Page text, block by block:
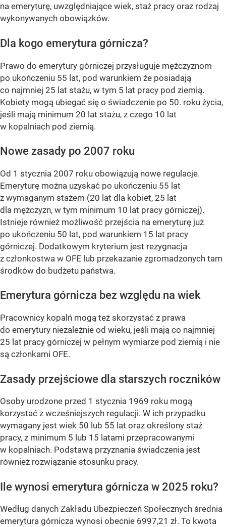
na emeryturę, uwzględniające wiek, staż pracy oraz rodzaj
wykonywanych obowiązków.
Dla kogo emerytura górnicza?
Prawo do emerytury górniczej przysługuje mężczyznom
po ukończeniu 55 lat, pod warunkiem że posiadają
co najmniej 25 lat stażu, w tym 5 lat pracy pod ziemią.
Kobiety mogą ubiegać się o świadczenie po 50. roku życia,
jeśli mają minimum 20 lat stażu, z czego 10 lat
w kopalniach pod ziemią.
Nowe zasady po 2007 roku
Od 1 stycznia 2007 roku obowiązują nowe regulacje.
Emeryturę można uzyskać po ukończeniu 55 lat
z wymaganym stażem (20 lat dla kobiet, 25 lat
dla mężczyzn, w tym minimum 10 lat pracy górniczej).
Istnieje również możliwość przejścia na emeryturę już
po ukończeniu 50 lat, pod warunkiem 15 lat pracy
górniczej. Dodatkowym kryterium jest rezygnacja
z członkostwa w OFE lub przekazanie zgromadzonych tam
środków do budżetu państwa.
Emerytura górnicza bez względu na wiek
Pracownicy kopalń mogą też skorzystać z prawa
do emerytury niezależnie od wieku, jeśli mają co najmniej
25 lat pracy górniczej w pełnym wymiarze pod ziemią i nie
są członkami OFE.
Zasady przejściowe dla starszych roczników
Osoby urodzone przed 1 stycznia 1969 roku mogą
korzystać z wcześniejszych regulacji. W ich przypadku
wymagany jest wiek 50 lub 55 lat oraz określony staż
pracy, z minimum 5 lub 15 latami przepracowanymi
w kopalniach. Podstawą przyznania świadczenia jest
również rozwiązanie stosunku pracy.
Ile wynosi emerytura górnicza w 2025 roku?
Według danych Zakładu Ubezpieczeń Społecznych średnia
emerytura górnicza wynosi obecnie 6997,21 zł. To kwota